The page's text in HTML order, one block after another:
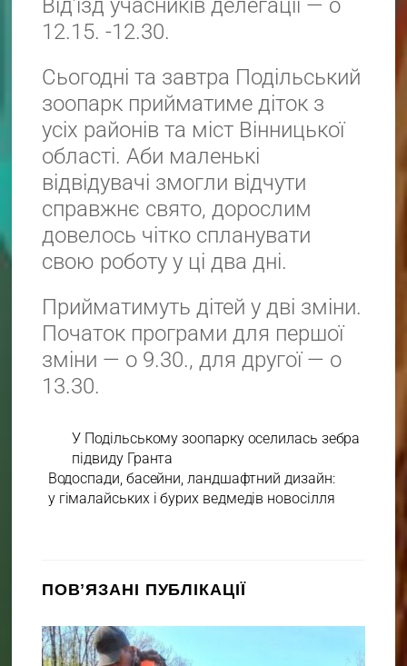
Від’їзд учасників делегації — о
12.15. -12.30.
Сьогодні та завтра Подільський
зоопарк прийматиме діток з
усіх районів та міст Вінницької
області. Аби маленькі
відвідувачі змогли відчути
справжнє свято, дорослим
довелось чітко спланувати
свою роботу у ці два дні.
Прийматимуть дітей у дві зміни.
Початок програми для першої
зміни — о 9.30., для другої — о
13.30.
У Подільському зоопарку оселилась зебра
підвиду Гранта
Водоспади, басейни, ландшафтний дизайн:
у гімалайських і бурих ведмедів новосілля
ПОВʼЯЗАНІ ПУБЛІКАЦІЇ